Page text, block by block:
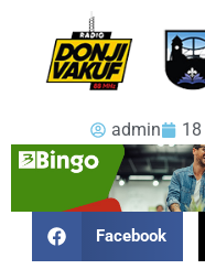
admin
Facebook